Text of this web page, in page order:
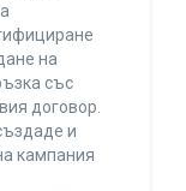
на
със
договор.
и
кампания